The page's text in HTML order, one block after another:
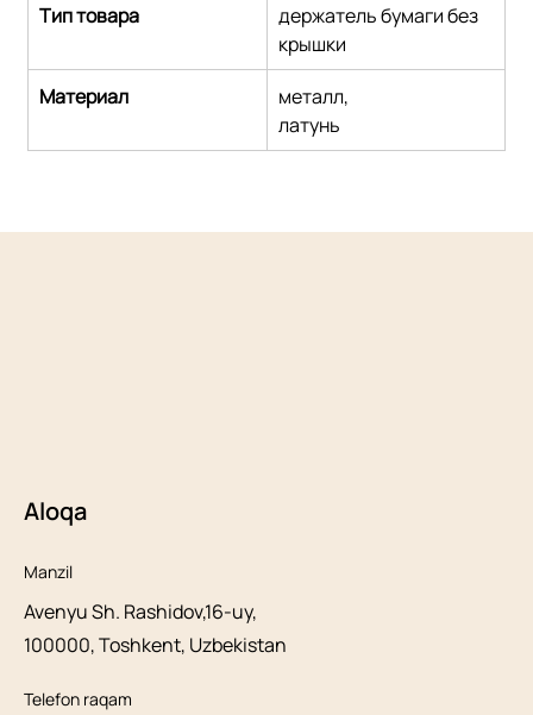
Тип товара
держатель бумаги без
крышки
Материал
металл,
латунь
Aloqa
Manzil
Avenyu Sh. Rashidov,16-uy,
100000, Toshkent, Uzbekistan
Telefon raqam